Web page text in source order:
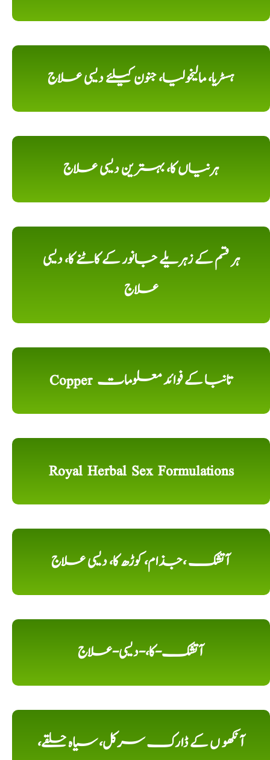
ہسٹریا، مالیخولیا، جنون کیلئے دیسی علاج
ہرنیاں کا، بہترین دیسی علاج
ہر قسم کے زہریلے جانور کے کاٹنے کا، دیسی
علاج
Copper تانبا کے فوائد معلومات
Royal Herbal Sex Formulations
آتشک ،جذام، کوڑھ کا، دیسی علاج
آتشک-کا،-دیسی-علاج
آنکھو ں کے ڈارک سرکل، سیاہ حلقے،